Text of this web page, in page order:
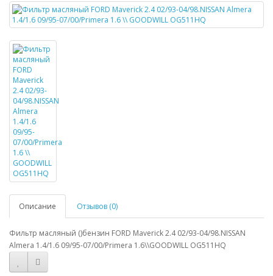
Описание Отзывов (0)
Фильтр масляный ()бензин FORD Maverick 2.4 02/93-04/98.NISSAN
Almera 1.4/1.6 09/95-07/00/Primera 1.6\\GOODWILL OG511HQ